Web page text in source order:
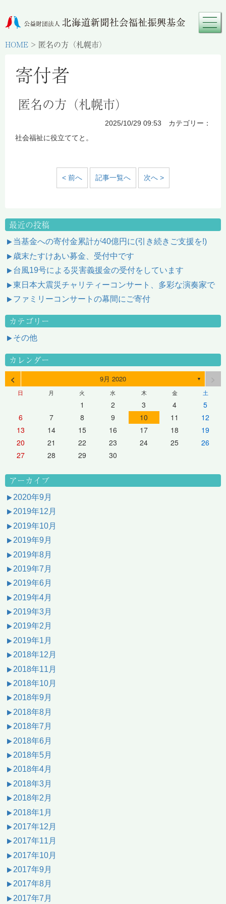
HOME > 匿名の方（札幌市）
寄付者
匿名の方（札幌市）
2025/10/29 09:53 カテゴリー：
社会福祉に役立ててと。
< 前へ 記事一覧へ 次へ >
最近の投稿
当基金への寄付金累計が40億円に(引き続きご支援を!)
歳末たすけあい募金、受付中です
台風19号による災害義援金の受付をしています
東日本大震災チャリティーコンサート、多彩な演奏家で
ファミリーコンサートの幕間にご寄付
カテゴリー
その他
カレンダー
< 9月 2020 ▼
日 月 火 水 木 金 土
1 2 3 4
5
6
7 8 9 10 11
12
13
14 15 16 17 18
19
20
21 22 23 24 25
26
27
28 29 30
アーカイブ
2020年9月
2019年12月
2019年10月
2019年9月
2019年8月
2019年7月
2019年6月
2019年4月
2019年3月
2019年2月
2019年1月
2018年12月
2018年11月
2018年10月
2018年9月
2018年8月
2018年7月
2018年6月
2018年5月
2018年4月
2018年3月
2018年2月
2018年1月
2017年12月
2017年11月
2017年10月
2017年9月
2017年8月
2017年7月